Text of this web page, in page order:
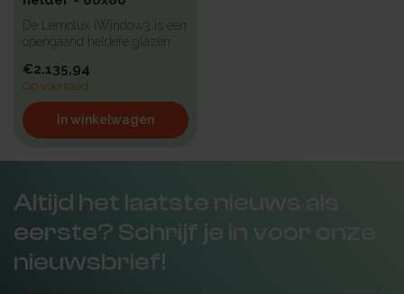
De Lemolux iWindow3 is een
opengaand heldere glazen
€2.135,94
Op voorraad
In winkelwagen
Altijd het laatste nieuws als
eerste? Schrijf je in voor onze
nieuwsbrief!